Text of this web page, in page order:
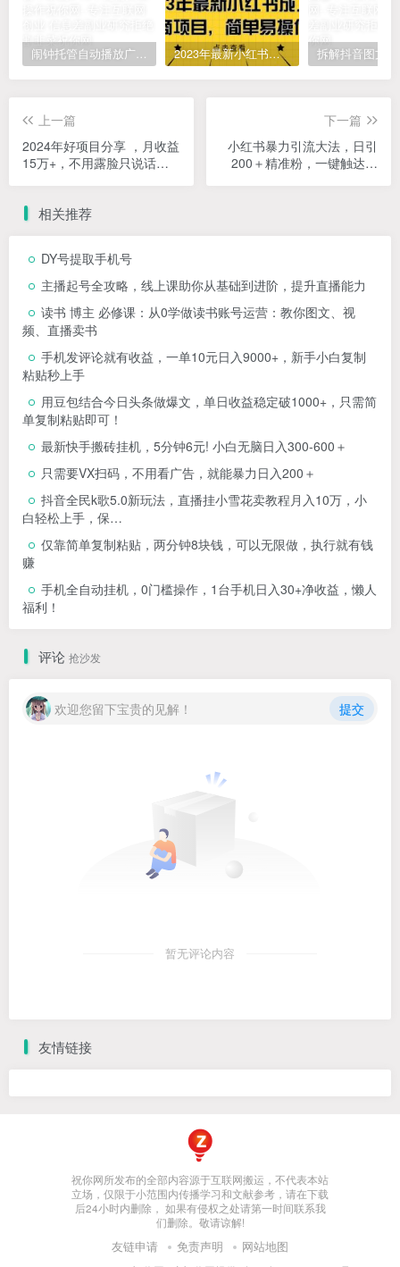
闹钟托管自动播放广告，单机5-10，无需人工操作 2023年最新小红书成人电商项目，简单易操作【详细教程】
上一篇
2024年好项目分享 ，月收益
15万+，不用露脸只说话直
下一篇
小红书暴力引流大法，日引
200＋精准粉，一键触达上
相关推荐
DY号提取手机号
主播起号全攻略，线上课助你从基础到进阶，提升直播能力
读书 博主 必修课：从0学做读书账号运营：教你图文、视
频、直播卖书
手机发评论就有收益，一单10元日入9000+，新手小白复制
粘贴秒上手
用豆包结合今日头条做爆文，单日收益稳定破1000+，只需简
单复制粘贴即可！
最新快手搬砖挂机，5分钟6元! 小白无脑日入300-600＋
只需要VX扫码，不用看广告，就能暴力日入200＋
抖音全民k歌5.0新玩法，直播挂小雪花卖教程月入10万，小
白轻松上手，保…
仅靠简单复制粘贴，两分钟8块钱，可以无限做，执行就有钱
赚
手机全自动挂机，0门槛操作，1台手机日入30+净收益，懒人
福利！
评论 抢沙发
欢迎您留下宝贵的见解！ 提交
暂无评论内容
友情链接
祝你网所发布的全部内容源于互联网搬运，不代表本站
立场，仅限于小范围内传播学习和文献参考，请在下载
后24小时内删除， 如果有侵权之处请第一时间联系我
们删除。敬请谅解!
友链申请 免责声明 网站地图